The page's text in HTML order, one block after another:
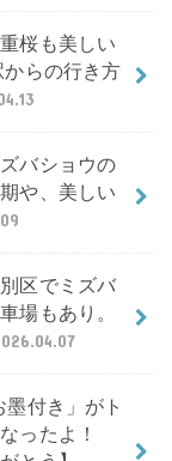
桜も美しい
らの行き方
バショウの
や、美しい
区でミズバ
場もあり。
付き」がト
ったよ！